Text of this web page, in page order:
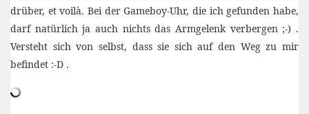
drüber, et voilà. Bei der Gameboy-Uhr, die ich gefunden habe,
darf natürlich ja auch nichts das Armgelenk verbergen ;-) .
Versteht sich von selbst, dass sie sich auf den Weg zu mir
befindet :-D .